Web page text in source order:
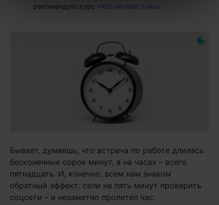
рекомендую курс «Когнитивистика»
Бывает, думаешь, что встреча по работе длилась
бесконечные сорок минут, а на часах – всего
пятнадцать. И, конечно, всем нам знаком
обратный эффект: сели на пять минут проверить
соцсети – и незаметно пролетел час.